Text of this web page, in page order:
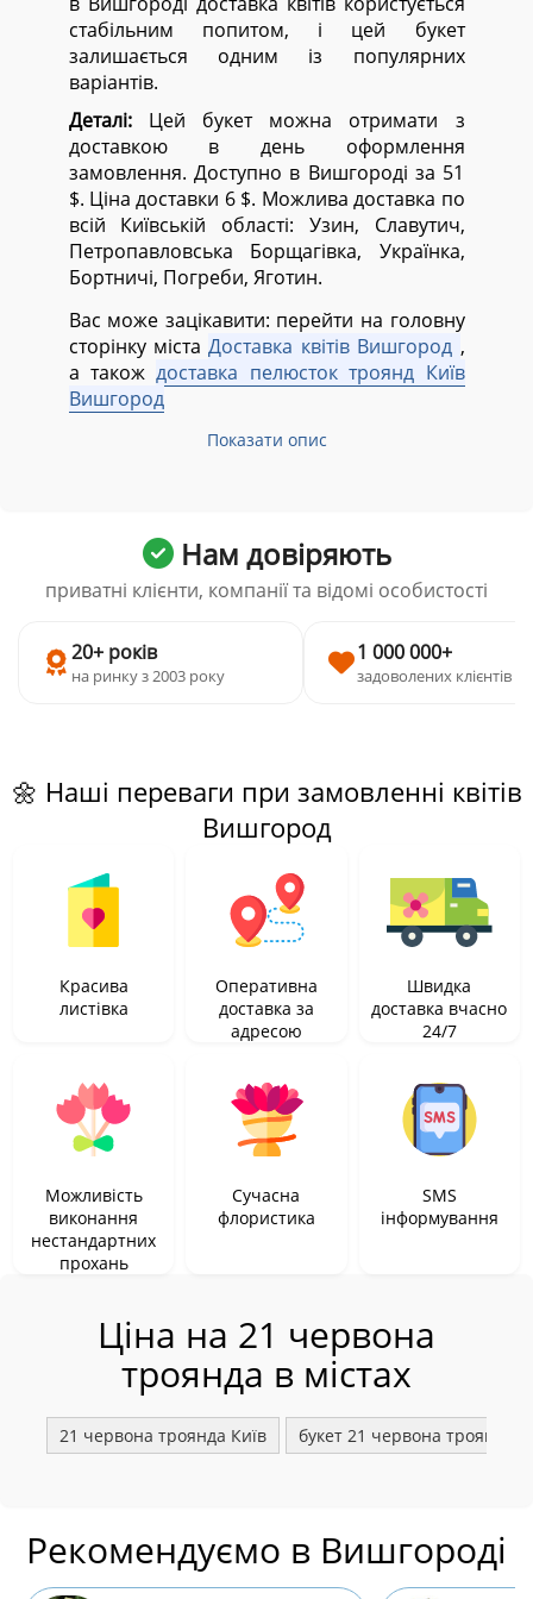
стабільним попитом, і цей букет
залишається одним із популярних
варіантів.
Деталі:Цей букет можна отримати з
доставкою в день оформлення
замовлення. Доступно в Вишгороді за 51
$. Ціна доставки 6 $. Можлива доставка по
всій Київській області: Узин, Славутич,
Петропавловська Борщагівка, Українка,
Бортничі, Погреби, Яготин.
Вас може зацікавити: перейти на головну
сторінку містаДоставка квітів Вишгород ,
а такождоставка пелюсток троянд Київ
Вишгород
Показати опис
Нам довіряють
приватні клієнти, компанії та відомі особистості
20+ років
на ринку з 2003 року
1 000 000+
задоволених клієнтів
🌼 Наші переваги при замовленні квітів
Вишгород
Красива
листівка
Оперативна
доставка за
адресою
Швидка
доставка вчасно
24/7
Можливість
виконання
нестандартних
прохань
Сучасна
флористика
SMS
інформування
Ціна на 21 червона
троянда в містах
21 червона троянда Київ букет 21 червона троянда
Рекомендуємо в Вишгороді